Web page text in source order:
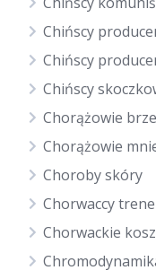
Chińscy
Chińscy
Chińscy
Chorążowie
Chorążowie
Choroby skóry
Chorwaccy
Chorwackie